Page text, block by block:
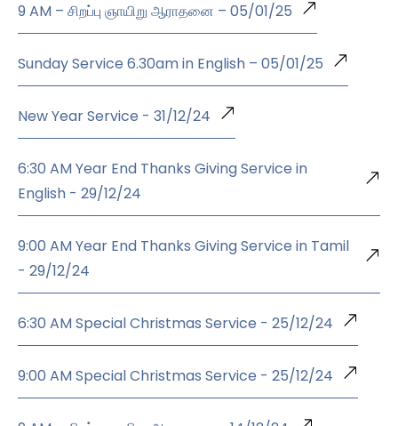
9 AM – சிறப்பு ஞாயிறு ஆராதனை – 05/01/25
Sunday Service 6.30am in English – 05/01/25
New Year Service - 31/12/24
6:30 AM Year End Thanks Giving Service in
English - 29/12/24
9:00 AM Year End Thanks Giving Service in Tamil
- 29/12/24
6:30 AM Special Christmas Service - 25/12/24
9:00 AM Special Christmas Service - 25/12/24